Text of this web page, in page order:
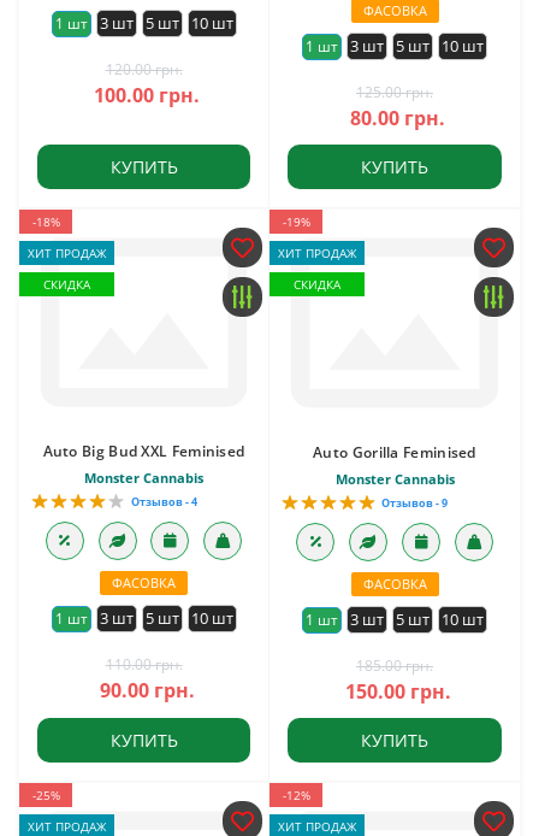
1 шт 3 шт 5 шт 10 шт
120.00 грн.
100.00 грн.
КУПИТЬ
ФАСОВКА
1 шт 3 шт 5 шт 10 шт
125.00 грн.
80.00 грн.
КУПИТЬ
-18%
ХИТ ПРОДАЖ
СКИДКА
Auto Big Bud XXL Feminised
Monster Cannabis
Отзывов - 4
ФАСОВКА
1 шт 3 шт 5 шт 10 шт
110.00 грн.
90.00 грн.
КУПИТЬ
-19%
ХИТ ПРОДАЖ
СКИДКА
Auto Gorilla Feminised
Monster Cannabis
Отзывов - 9
ФАСОВКА
1 шт 3 шт 5 шт 10 шт
185.00 грн.
150.00 грн.
КУПИТЬ
-25%
ХИТ ПРОДАЖ
-12%
ХИТ ПРОДАЖ